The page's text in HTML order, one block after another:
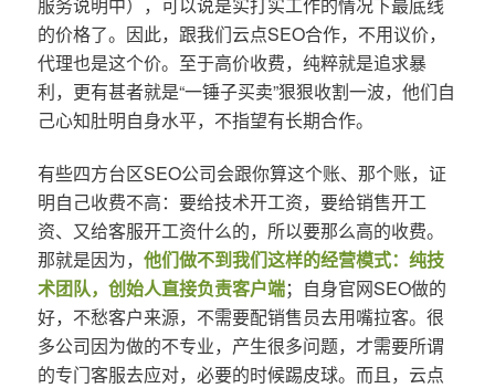
的价格了。因此，跟我们云点SEO合作，不用议价，
代理也是这个价。至于高价收费，纯粹就是追求暴
利，更有甚者就是“一锤子买卖”狠狠收割一波，他们自
己心知肚明自身水平，不指望有长期合作。
有些四方台区SEO公司会跟你算这个账、那个账，证
明自己收费不高：要给技术开工资，要给销售开工
资、又给客服开工资什么的，所以要那么高的收费。
那就是因为， 他们做不到我们这样的经营模式：纯技
术团队，创始人直接负责客户端；自身官网SEO做的
好，不愁客户来源，不需要配销售员去用嘴拉客。很
多公司因为做的不专业，产生很多问题，才需要所谓
的专门客服去应对，必要的时候踢皮球。而且，云点